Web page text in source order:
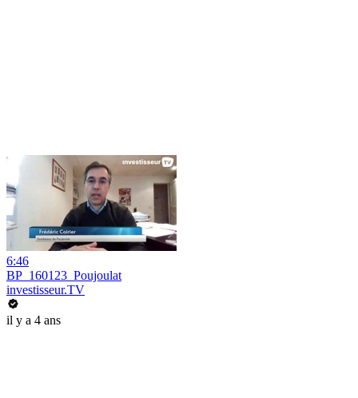
6:46
BP_160123_Poujoulat
investisseur.TV
il y a 4 ans